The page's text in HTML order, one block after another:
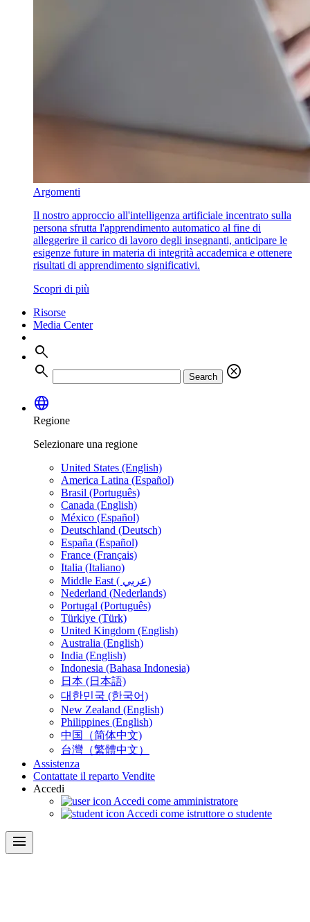
Argomenti
Il nostro approccio all'intelligenza artificiale incentrato sulla
persona sfrutta l'apprendimento automatico al fine di
alleggerire il carico di lavoro degli insegnanti, anticipare le
esigenze future in materia di integrità accademica e ottenere
risultati di apprendimento significativi.
Scopri di più
Risorse
Media Center
search
search
Search
cancel
language
Regione
Selezionare una regione
United States (English)
America Latina (Español)
Brasil (Português)
Canada (English)
México (Español)
Deutschland (Deutsch)
España (Español)
France (Français)
Italia (Italiano)
Middle East ( عربي)
Nederland (Nederlands)
Portugal (Português)
Türkiye (Türk)
United Kingdom (English)
Australia (English)
India (English)
Indonesia (Bahasa Indonesia)
日本 (日本語)
대한민국 (한국어)
New Zealand (English)
Philippines (English)
中国（简体中文)
台灣（繁體中文）
Assistenza
Contattate il reparto Vendite
Accedi
Accedi come amministratore
Accedi come istruttore o studente
menu